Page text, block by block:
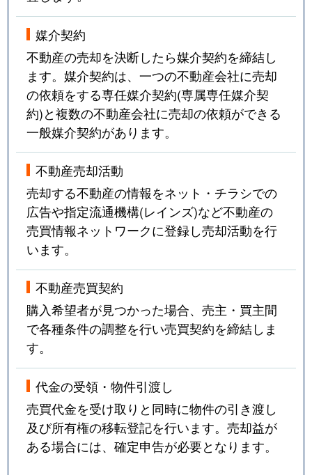
媒介契約
不動産の売却を決断したら媒介契約を締結し
ます。媒介契約は、一つの不動産会社に売却
の依頼をする専任媒介契約(専属専任媒介契
約)と複数の不動産会社に売却の依頼ができる
一般媒介契約があります。
不動産売却活動
売却する不動産の情報をネット・チラシでの
広告や指定流通機構(レインズ)など不動産の
売買情報ネットワークに登録し売却活動を行
います。
不動産売買契約
購入希望者が見つかった場合、売主・買主間
で各種条件の調整を行い売買契約を締結しま
す。
代金の受領・物件引渡し
売買代金を受け取りと同時に物件の引き渡し
及び所有権の移転登記を行います。売却益が
ある場合には、確定申告が必要となります。